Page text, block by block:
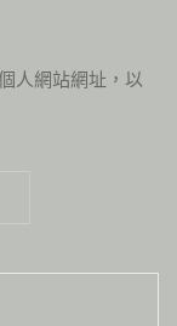
人網站網址，以